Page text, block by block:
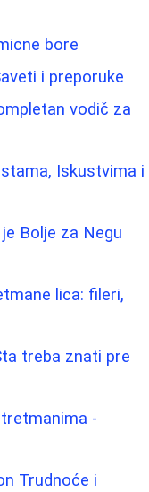
bore
i preporuke
vodič za
Iskustvima i
Bolje za Negu
lica: fileri,
treba znati pre
-
Trudnoće i